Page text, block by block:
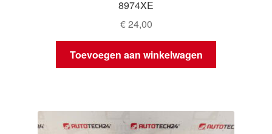
8974XE
€24,00
Toevoegen aan winkelwagen